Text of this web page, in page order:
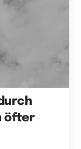
öfter